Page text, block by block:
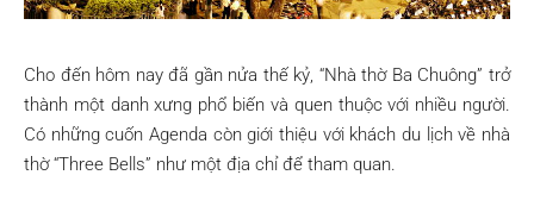
Cho đến hôm nay đã gần nửa thế kỷ, “Nhà thờ Ba Chuông” trở
thành một danh xưng phổ biến và quen thuộc với nhiều người.
Có những cuốn Agenda còn giới thiệu với khách du lịch về nhà
thờ “Three Bells” như một địa chỉ để tham quan.